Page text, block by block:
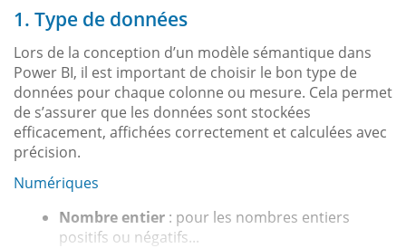
1. Type de données
Lors de la conception d’un modèle sémantique dans
Power BI, il est important de choisir le bon type de
données pour chaque colonne ou mesure. Cela permet
de s’assurer que les données sont stockées
efficacement, affichées correctement et calculées avec
précision.
Numériques
Nombre entier : pour les nombres entiers
positifs ou négatifs...